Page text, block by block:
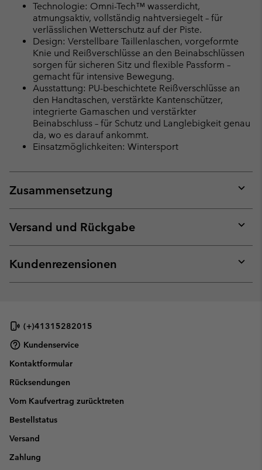
Technologie: Omni-Tech™ wasserdicht,
atmungsaktiv, vollständig nahtversiegelt – für
verlässlichen Wetterschutz auf der Piste.
Design: Verstellbare Taillenlaschen, vorgeformte
Knie und Reißverschlüsse an den Beinabschlüssen
sorgen für sicheren Sitz und flexible Passform –
gemacht für intensive Bewegung.
Ausstattung: PU-beschichtete Reißverschlüsse an
den Handtaschen, verstärkte Kantenschützer,
integrierte Gamaschen und verstärkter
Beinabschluss – für Schutz und Langlebigkeit genau
da, wo es darauf ankommt.
Einsatzmöglichkeiten: Wintersport
Zusammensetzung
or
Versand und Rückgabe
or
Kundenrezensionen
or
(+)41315282015
Kundenservice
Kontaktformular
Rücksendungen
Vom Kaufvertrag zurücktreten
Bestellstatus
Versand
Zahlung